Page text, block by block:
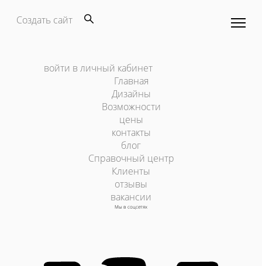
Создать сайт
войти в личный кабинет
Главная
Дизайны
Возможности
цены
контакты
блог
Справочный центр
Клиенты
отзывы
вакансии
Мы в соцсетях